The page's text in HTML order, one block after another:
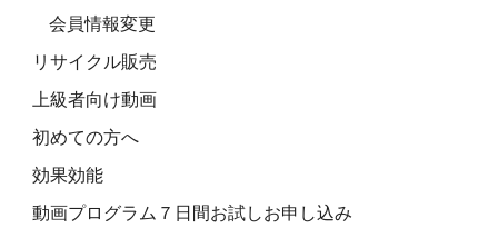
会員情報変更
リサイクル販売
上級者向け動画
初めての方へ
効果効能
動画プログラム７日間お試しお申し込み